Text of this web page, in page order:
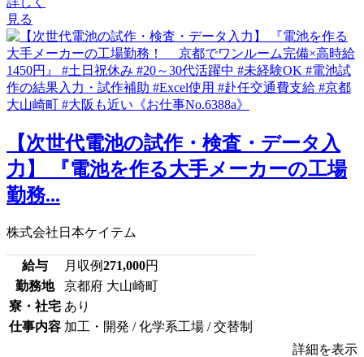
見る
【次世代電池の試作・検査・データ入
力】 『電池を作る大手メーカーの工場
勤務...
株式会社日本ケイテム
給与 月収例271,000円
勤務地
京都府 大山崎町
寮・社宅 あり
仕事内容 加工・開発 / 化学系工場 / 交替制
詳細を表示